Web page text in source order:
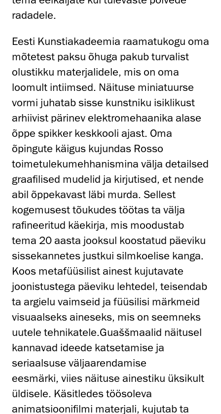
radadele.
Eesti Kunstiakadeemia raamatukogu oma
mõtetest paksu õhuga pakub turvalist
olustikku materjalidele, mis on oma
loomult intiimsed. Näituse miniatuurse
vormi juhatab sisse kunstniku isiklikust
arhiivist pärinev elektromehaanika alase
õppe spikker keskkooli ajast. Oma
õpingute käigus kujundas Rosso
toimetulekumehhanismina välja detailsed
graafilised mudelid ja kirjutised, et nende
abil õppekavast läbi murda. Sellest
kogemusest tõukudes töötas ta välja
rafineeritud käekirja, mis moodustab
tema 20 aasta jooksul koostatud päeviku
sissekannetes justkui silmkoelise kanga.
Koos metafüüsilist ainest kujutavate
joonistustega päeviku lehtedel, teisendab
ta argielu vaimseid ja füüsilisi märkmeid
visuaalseks aineseks, mis on seemneks
uutele tehnikatele.Guaššmaalid näitusel
kannavad ideede katsetamise ja
seriaalsuse väljaarendamise
eesmärki, viies näituse ainestiku üksikult
üldisele. Käsitledes töösoleva
animatsioonifilmi materjali, kujutab ta